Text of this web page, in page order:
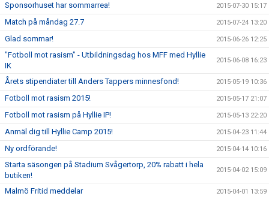
Sponsorhuset har sommarrea! 2015-07-30 15:17
Match på måndag 27.7 2015-07-24 13:20
Glad sommar! 2015-06-26 12:25
"Fotboll mot rasism" - Utbildningsdag hos MFF med Hyllie
IK
2015-06-08 16:23
Årets stipendiater till Anders Tappers minnesfond! 2015-05-19 10:36
Fotboll mot rasism 2015! 2015-05-17 21:07
Fotboll mot rasism på Hyllie IP! 2015-05-13 22:20
Anmäl dig till Hyllie Camp 2015! 2015-04-23 11:44
Ny ordförande! 2015-04-14 10:16
Starta säsongen på Stadium Svågertorp, 20% rabatt i hela
butiken!
2015-04-02 15:09
Malmö Fritid meddelar 2015-04-01 13:59